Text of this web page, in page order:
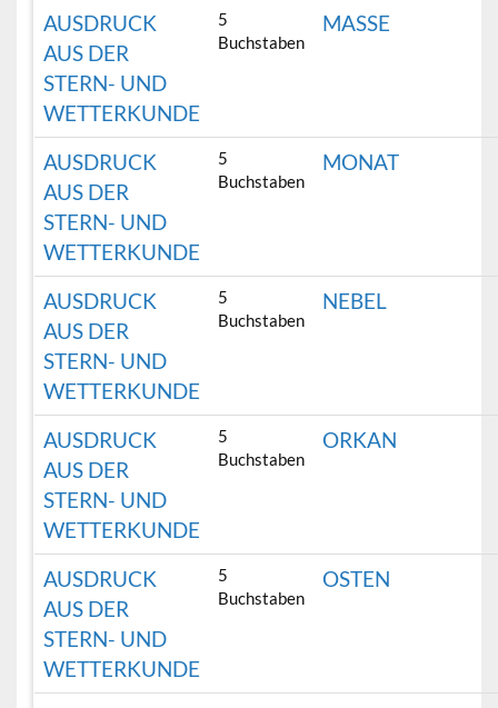
AUSDRUCK
AUS DER
STERN- UND
WETTERKUNDE
5
Buchstaben
MASSE
AUSDRUCK
AUS DER
STERN- UND
WETTERKUNDE
5
Buchstaben
MONAT
AUSDRUCK
AUS DER
STERN- UND
WETTERKUNDE
5
Buchstaben
NEBEL
AUSDRUCK
AUS DER
STERN- UND
WETTERKUNDE
5
Buchstaben
ORKAN
AUSDRUCK
AUS DER
STERN- UND
WETTERKUNDE
5
Buchstaben
OSTEN